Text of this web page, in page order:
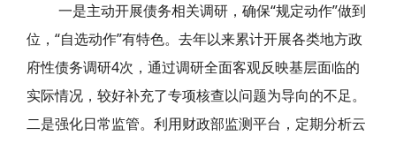
一是主动开展债务相关调研，确保“规定动作”做到
位，“自选动作”有特色。去年以来累计开展各类地方政
府性债务调研4次，通过调研全面客观反映基层面临的
实际情况，较好补充了专项核查以问题为导向的不足。
二是强化日常监管。利用财政部监测平台，定期分析云